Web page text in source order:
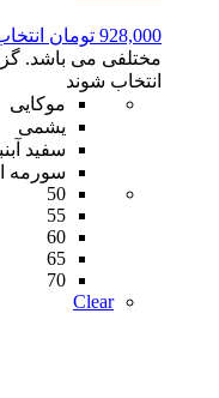
928,000 تومان
مختلفی می باشد.
انتخاب شوند
موکایی
یشمی
سفید
سورمه
50
55
60
65
70
Clear